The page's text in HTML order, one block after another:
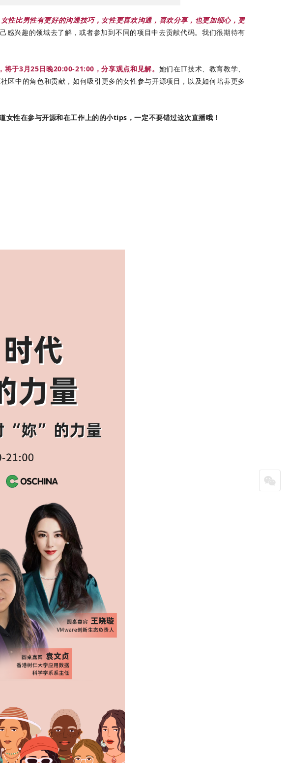
性比男性有更好的沟通技巧，女性更喜欢沟通，喜欢分享，也更加细心，更
感兴趣的领域去了解，或者参加到不同的项目中去贡献代码。我们很期待有
于3月25日晚20:00-21:00，分享观点和见解。 她们在IT技术、教育教学、
区中的角色和贡献，如何吸引更多的女性参与开源项目，以及如何培养更多
性在参与开源和在工作上的的小tips，一定不要错过这次直播哦！